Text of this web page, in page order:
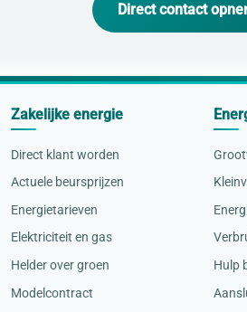
Direct contact
Zakelijke energie
Direct klant worden
Actuele beursprijzen
Energietarieven
Elektriciteit en gas
Helder over groen
Modelcontract
Hulp